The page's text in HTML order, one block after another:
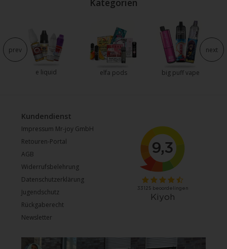
e liquid elfa pods big puff vape
prev next
Kundendienst
Impressum Mr-joy GmbH
Retouren-Portal
AGB
Widerrufsbelehrung
Datenschutzerklärung
Jugendschutz
Rückgaberecht
Newsletter